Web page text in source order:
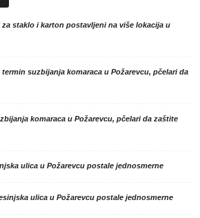
staklo i karton postavljeni na više lokacija u
suzbijanja komaraca u Požarevcu, pčelari da
komaraca u Požarevcu, pčelari da zaštite
ulica u Požarevcu postale jednosmerne
ulica u Požarevcu postale jednosmerne